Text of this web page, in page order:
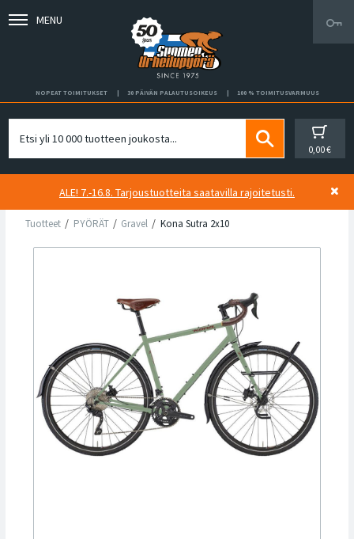
MENU
NOPEAT TOIMITUKSET 30 PÄIVÄN PALAUTUSOIKEUS 100 % TOIMITUSVARMUUS
0,00 €
ALE! 7.-16.8. Tarjoustuotteita saatavilla rajoitetusti.
Tuotteet PYÖRÄT Gravel Kona Sutra 2x10